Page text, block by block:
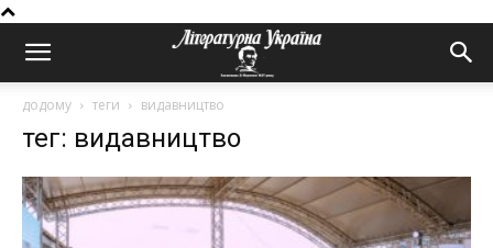
додому теги видавництво
тег: видавництво